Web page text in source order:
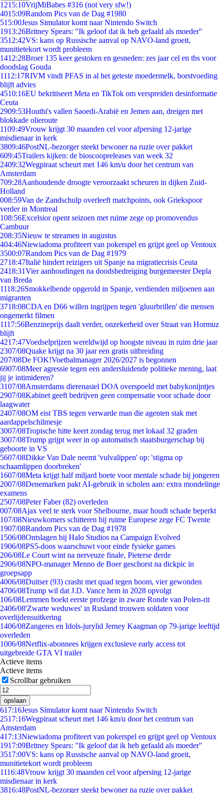
1215:10VrijMiBabes #316 (not very sfw!)
4015:09Random Pics van de Dag #1980
515:00Jesus Simulator komt naar Nintendo Switch
1913:26Britney Spears: "Ik geloof dat ik heb gefaald als moeder"
3512:42VS: kans op Russische aanval op NAVO-land groeit,
munitietekort wordt probleem
1412:28Broer 135 keer gestoken en gesneden: zes jaar cel en tbs voor
doodslag Gouda
1112:17RIVM vindt PFAS in al het geteste moedermelk, borstvoeding
blijft advies
4510:16EU bekritiseert Meta en TikTok om verspreiden desinformatie
Ceuta
2909:53Houthi's vallen Saoedi-Arabië en Jemen aan, dreigen met
blokkade olieroute
1109:49Vrouw krijgt 30 maanden cel voor afpersing 12-jarige
misdienaar in kerk
3809:46PostNL-bezorger steekt bewoner na ruzie over pakket
609:45Trailers kijken: de bioscoopreleases van week 32
2409:32Wegpiraat scheurt met 146 km/u door het centrum van
Amsterdam
709:28Aanhoudende droogte veroorzaakt scheuren in dijken Zuid-
Holland
008:59Van de Zandschulp overleeft matchpoints, ook Griekspoor
verder in Montreal
108:56Excelsior opent seizoen met ruime zege op promovendus
Cambuur
208:35Nieuw te streamen in augustus
404:46Niewiadoma profiteert van pokerspel en grijpt geel op Ventoux
3500:07Random Pics van de Dag #1979
2718:47Italië hindert reizigers uit Spanje na migratiecrisis Ceuta
2418:31Vier aanhoudingen na doodsbedreiging burgemeester Depla
van Breda
1118:26Smokkelbende opgerold in Spanje, verdienden miljoenen aan
migranten
3718:08CDA en D66 willen ingrijpen tegen 'gluurbrillen' die mensen
ongemerkt filmen
1117:56Benzineprijs daalt verder, onzekerheid over Straat van Hormuz
blijft
4217:47Voedselprijzen wereldwijd op hoogste niveau in ruim drie jaar
2307/08Quake krijgt na 30 jaar een gratis uitbreiding
207/08De FOK!Voetbalmanager 2026/2027 is begonnen
6907/08Meer agressie tegen een andersluidende politieke mening, laat
jij je intimideren?
3107/08Amsterdams dierenasiel DOA overspoeld met babykonijntjes
2907/08Kabinet geeft bedrijven geen compensatie voor schade door
laagwater
2407/08OM eist TBS tegen verwarde man die agenten stak met
aardappelschilmesje
3007/08Tropische hitte keert zondag terug met lokaal 32 graden
3007/08Trump grijpt weer in op automatisch staatsburgerschap bij
geboorte in VS
5607/08Dikke Van Dale neemt 'vulvalippen' op: 'stigma op
schaamlippen doorbreken'
1607/08Meta krijgt half miljard boete voor mentale schade bij jongeren
2007/08Denemarken pakt AI-gebruik in scholen aan: extra mondelinge
examens
2507/08Peter Faber (82) overleden
007/08Ajax veel te sterk voor Shelbourne, maar houdt schade beperkt
107/08Nieuwkomers schitteren bij ruime Europese zege FC Twente
1907/08Random Pics van de Dag #1978
1506/08Ontslagen bij Halo Studios na Campaign Evolved
1906/08PS5-doos waarschuwt voor einde fysieke games
206/08Le Court wint na nerveuze finale, Pieterse derde
2906/08NPO-manager Menno de Boer geschorst na dickpic in
groepsapp
4006/08Duitser (93) crasht met quad tegen boom, vier gewonden
4706/08Trump wil dat J.D. Vance hem in 2028 opvolgt
106/08Lemmen boekt eerste profzege in zware Ronde van Polen-rit
2406/08'Zwarte weduwes' in Rusland trouwen soldaten voor
overlijdensuitkering
1406/08Zangeres en Idols-jurylid Jerney Kaagman op 79-jarige leeftijd
overleden
1006/08Netflix-abonnees krijgen exclusieve early access tot
uitgebreide GTA VI trailer
Actieve items
Actieve items
Scrollbar gebruiken
opslaan
617:16Jesus Simulator komt naar Nintendo Switch
2517:16Wegpiraat scheurt met 146 km/u door het centrum van
Amsterdam
417:13Niewiadoma profiteert van pokerspel en grijpt geel op Ventoux
1917:09Britney Spears: "Ik geloof dat ik heb gefaald als moeder"
3517:00VS: kans op Russische aanval op NAVO-land groeit,
munitietekort wordt probleem
1116:48Vrouw krijgt 30 maanden cel voor afpersing 12-jarige
misdienaar in kerk
3816:48PostNL-bezorger steekt bewoner na ruzie over pakket